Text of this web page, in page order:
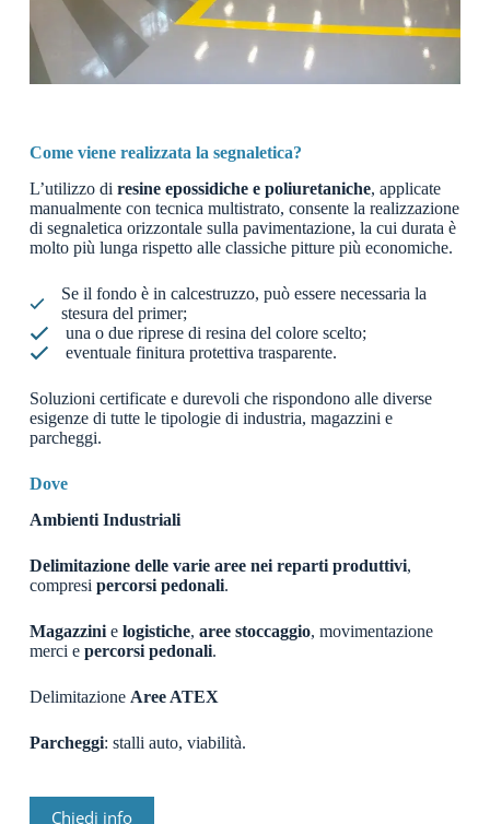
Come viene realizzata la segnaletica?
L’utilizzo di resine epossidiche e poliuretaniche, applicate
manualmente con tecnica multistrato, consente la realizzazione
di segnaletica orizzontale sulla pavimentazione, la cui durata è
molto più lunga rispetto alle classiche pitture più economiche.
Se il fondo è in calcestruzzo, può essere necessaria la
stesura del primer;
una o due riprese di resina del colore scelto;
eventuale finitura protettiva trasparente.
Soluzioni certificate e durevoli che rispondono alle diverse
esigenze di tutte le tipologie di industria, magazzini e
parcheggi.
Dove
Ambienti Industriali
Delimitazione delle varie aree nei reparti produttivi,
compresi percorsi pedonali.
Magazzinie logistiche, aree stoccaggio, movimentazione
merci e percorsi pedonali.
Delimitazione Aree ATEX
Parcheggi: stalli auto, viabilità.
Chiedi info